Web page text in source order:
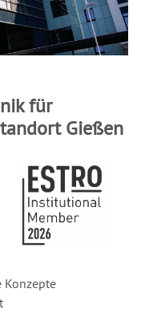
für
Gießen
Konzepte